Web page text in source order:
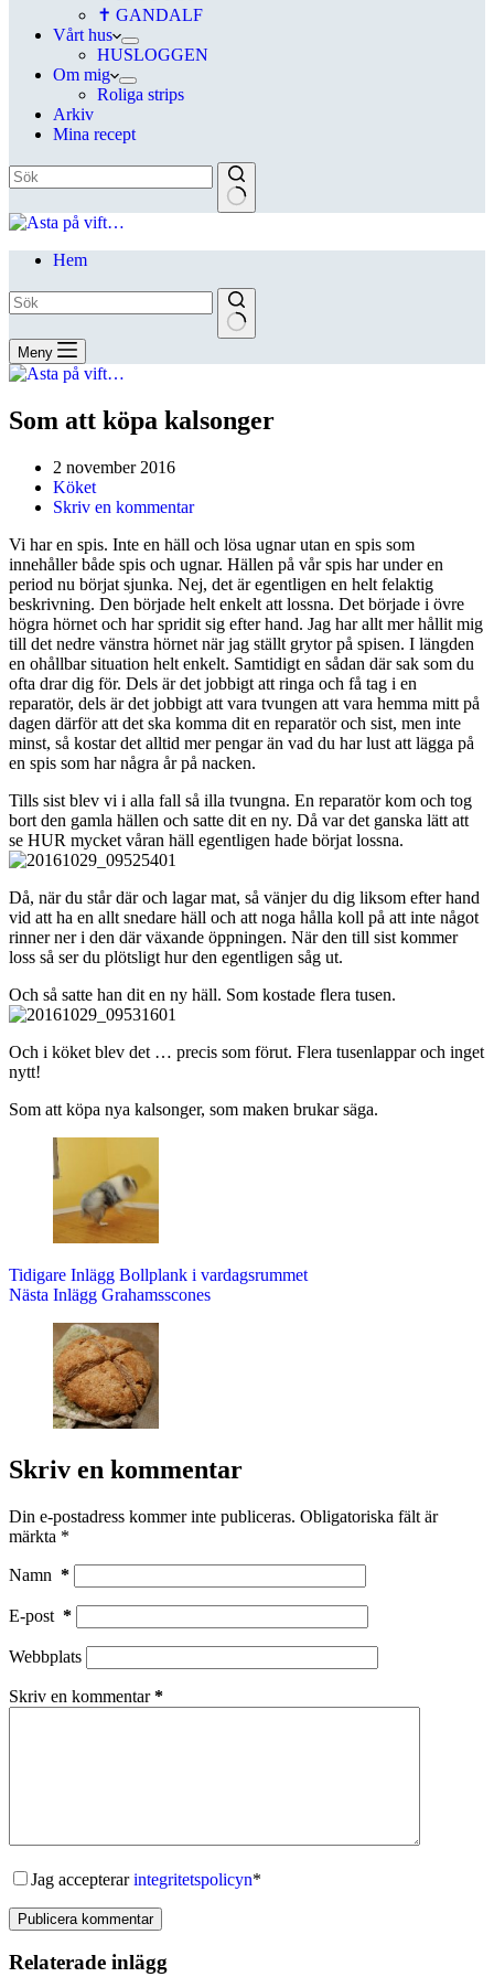
✝ GANDALF
Vårt hus
HUSLOGGEN
Om mig
Roliga strips
Arkiv
Mina recept
Hem
Meny
Som att köpa kalsonger
2 november 2016
Köket
Skriv en kommentar
Vi har en spis. Inte en häll och lösa ugnar utan en spis som
innehåller både spis och ugnar. Hällen på vår spis har under en
period nu börjat sjunka. Nej, det är egentligen en helt felaktig
beskrivning. Den började helt enkelt att lossna. Det började i övre
högra hörnet och har spridit sig efter hand. Jag har allt mer hållit mig
till det nedre vänstra hörnet när jag ställt grytor på spisen. I längden
en ohållbar situation helt enkelt. Samtidigt en sådan där sak som du
ofta drar dig för. Dels är det jobbigt att ringa och få tag i en
reparatör, dels är det jobbigt att vara tvungen att vara hemma mitt på
dagen därför att det ska komma dit en reparatör och sist, men inte
minst, så kostar det alltid mer pengar än vad du har lust att lägga på
en spis som har några år på nacken.
Tills sist blev vi i alla fall så illa tvungna. En reparatör kom och tog
bort den gamla hällen och satte dit en ny. Då var det ganska lätt att
se HUR mycket våran häll egentligen hade börjat lossna.
Då, när du står där och lagar mat, så vänjer du dig liksom efter hand
vid att ha en allt snedare häll och att noga hålla koll på att inte något
rinner ner i den där växande öppningen. När den till sist kommer
loss så ser du plötsligt hur den egentligen såg ut.
Och så satte han dit en ny häll. Som kostade flera tusen.
Och i köket blev det … precis som förut. Flera tusenlappar och inget
nytt!
Som att köpa nya kalsonger, som maken brukar säga.
Tidigare Inlägg Bollplank i vardagsrummet
Nästa Inlägg Grahamsscones
Skriv en kommentar
Din e-postadress kommer inte publiceras. Obligatoriska fält är
märkta *
Namn *
E-post *
Webbplats
Skriv en kommentar*
Jag accepterarintegritetspolicyn*
Publicera kommentar
Relaterade inlägg